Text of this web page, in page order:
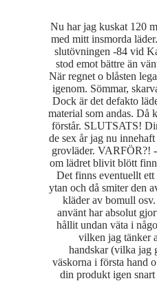
Nu har jag kuskat 120
med mitt insmorda
slutövningen -84 vid
stod emot bättre än
När regnet o blåsten
igenom. Sömmar,
Dock är det defakto
material som andas. Då
förstår. SLUTSATS!
de sex år jag nu
grovläder. VARFÖR?!
om lädret blivit blött
Det finns eventuellt
ytan och då smiter den
kläder av bomull
använt har absolut
hållit undan väta i
vilken jag tänker
handskar (vilka jag
väskorna i första hand
din produkt igen